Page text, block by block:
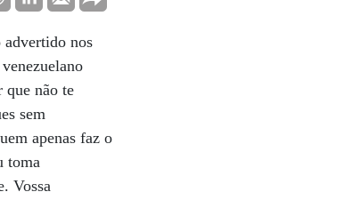
nos
que não te
sem
apenas faz o
toma
Vossa